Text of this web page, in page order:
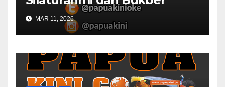
Bersama DPR RI dan
Mendagri di IPDN
MAR 11, 2026